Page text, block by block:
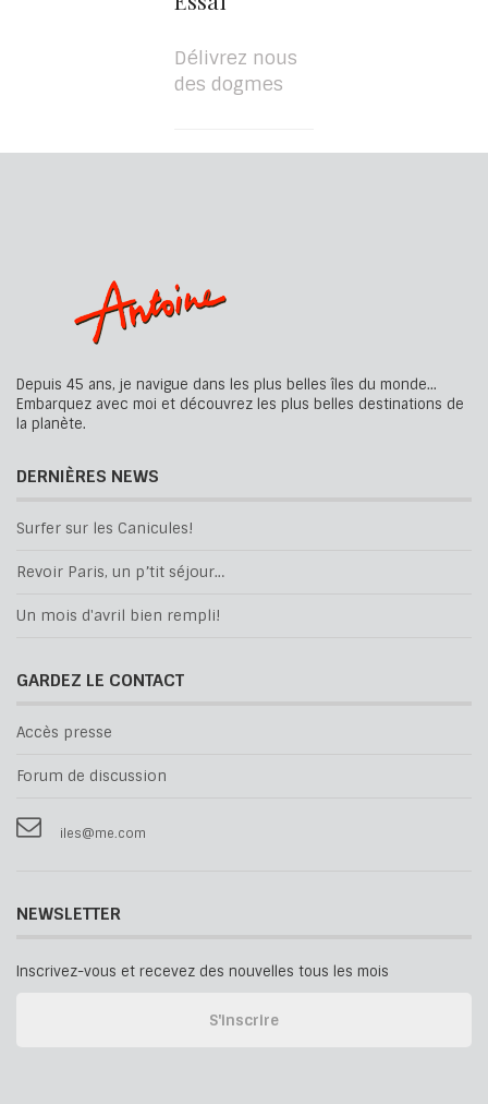
Délivrez nous
des dogmes
Depuis 45 ans, je navigue dans les plus belles îles du monde...
Embarquez avec moi et découvrez les plus belles destinations de
la planète.
DERNIÈRES NEWS
Surfer sur les Canicules!
Revoir Paris, un p’tit séjour…
Un mois d'avril bien rempli!
GARDEZ LE CONTACT
Accès presse
Forum de discussion
iles@me.com
NEWSLETTER
Inscrivez-vous et recevez des nouvelles tous les mois